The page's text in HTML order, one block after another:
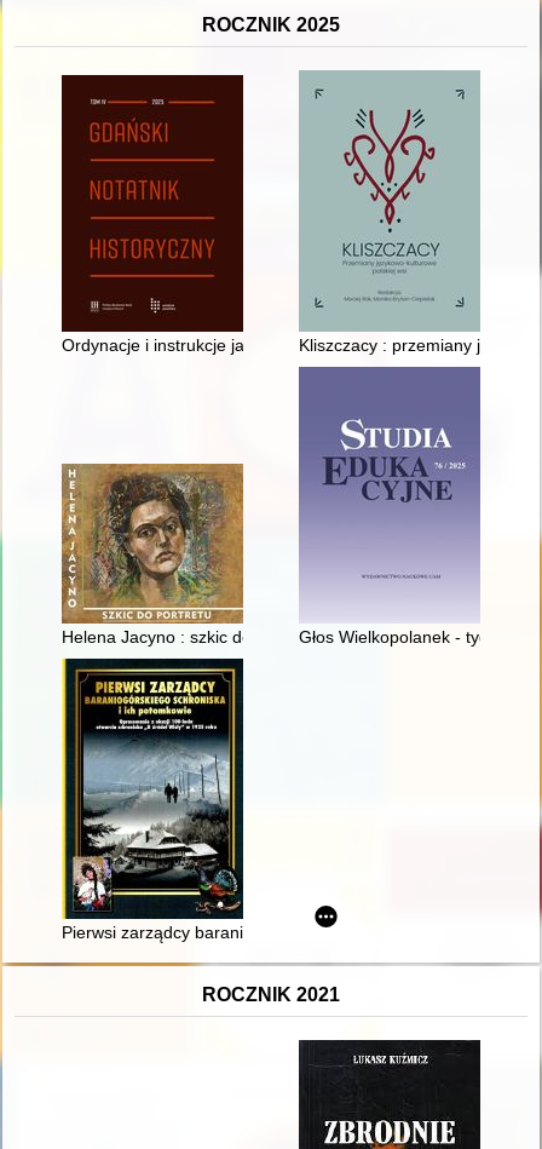
ROCZNIK 2025
Ordynacje i instrukcje jako źródło do dziejów prawa
Kliszczacy : przemiany
Helena Jacyno : szkic do portretuGłos Wielkopolanek - tygodnik
Pierwsi zarządcy baraniogórskiego schroniska i ich
ROCZNIK 2021